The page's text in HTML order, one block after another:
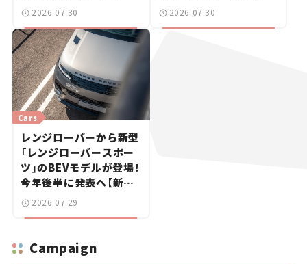
2026.07.30
ブレークも発売【新車ニ
ュース】
2026.07.30
Cars
レンジローバーから新型
「レンジローバースポー
ツ」のBEVモデルが登場！
今年後半に発表へ【新車
ニュース】
2026.07.29
Campaign